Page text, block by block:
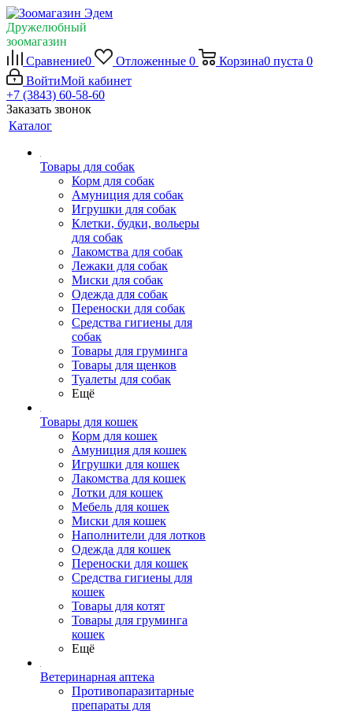
Дружелюбный
зоомагазин
Сравнение0 Отложенные 0 Корзина0 пуста 0
ВойтиМой кабинет
+7 (3843) 60-58-60
Заказать звонок
Каталог
Товары для собак
Корм для собак
Амуниция для собак
Игрушки для собак
Клетки, будки, вольеры
для собак
Лакомства для собак
Лежаки для собак
Миски для собак
Одежда для собак
Переноски для собак
Средства гигиены для
собак
Товары для груминга
Товары для щенков
Туалеты для собак
Ещё
Товары для кошек
Корм для кошек
Амуниция для кошек
Игрушки для кошек
Лакомства для кошек
Лотки для кошек
Мебель для кошек
Миски для кошек
Наполнители для лотков
Одежда для кошек
Переноски для кошек
Средства гигиены для
кошек
Товары для котят
Товары для груминга
кошек
Ещё
Ветеринарная аптека
Противопаразитарные
препараты для